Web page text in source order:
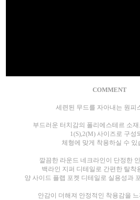
COMMENT
세련된 무드를 자아내는 원피
부드러운 터치감의 폴리에스테르 소
1(S),2(M) 사이즈로 구성
체형에 맞게 착용하실 수 있
깔끔한 라운드 네크라인이 단정한
백라인 지퍼 디테일로 간편한 탈착
양 사이드 플랩 포켓 디테일로 실용성과
안감이 더해져 안정적인 착용감을